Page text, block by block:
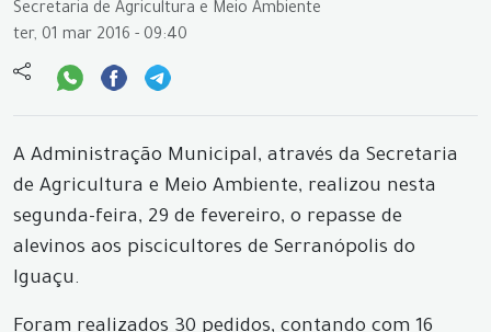
Secretaria de Agricultura e Meio Ambiente
ter, 01 mar 2016 - 09:40
A Administração Municipal, através da Secretaria
de Agricultura e Meio Ambiente, realizou nesta
segunda-feira, 29 de fevereiro, o repasse de
alevinos aos piscicultores de Serranópolis do
Iguaçu.